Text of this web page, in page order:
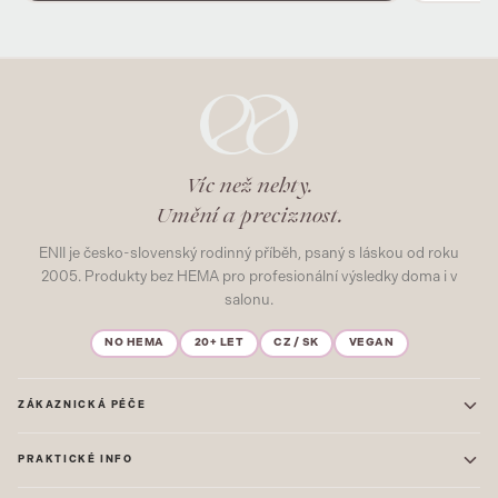
Víc než nehty.
Umění a preciznost.
ENII je česko-slovenský rodinný příběh, psaný s láskou od roku
2005. Produkty bez HEMA pro profesionální výsledky doma i v
salonu.
NO HEMA 20+ LET CZ / SK VEGAN
ZÁKAZNICKÁ PÉČE
Časté dotazy
PRAKTICKÉ INFO